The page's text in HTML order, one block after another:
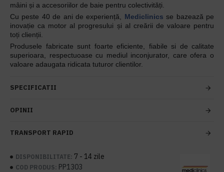
mâini și a accesoriilor de baie pentru colectivități.
Cu peste 40 de ani de experiență, Mediclinics se bazează pe
inovație ca motor al progresului și al creării de valoare pentru
toți clienții.
Produsele fabricate sunt foarte eficiente, fiabile si de calitate
superioara, respectuoase cu mediul inconjurator, care ofera o
valoare adaugata ridicata tuturor clientilor.
SPECIFICATII
OPINII
TRANSPORT RAPID
DISPONIBILITATE: 7 - 14 zile
COD PRODUS: PP1303